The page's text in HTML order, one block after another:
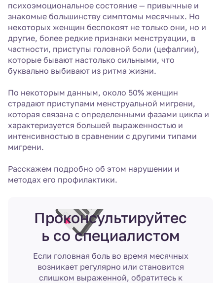
психоэмоциональное состояние — привычные и
знакомые большинству симптомы месячных. Но
некоторых женщин беспокоят не только они, но и
другие, более редкие признаки менструации, в
частности, приступы головной боли (цефалгии),
которые бывают настолько сильными, что
буквально выбивают из ритма жизни.
По некоторым данным, около 50% женщин
страдают приступами менструальной мигрени,
которая связана с определенными фазами цикла и
характеризуется большей выраженностью и
интенсивностью в сравнении с другими типами
мигрени.
Расскажем подробно об этом нарушении и
методах его профилактики.
Проконсультируйтес
ь со специалистом
Если головная боль во время месячных
возникает регулярно или становится
слишком выраженной, обратитесь к